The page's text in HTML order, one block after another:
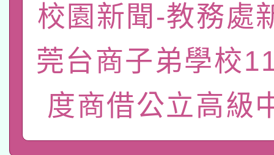
「數位內容與教學軟體
pilot」
有關大陸委員會函釋公
薪期間赴陸應申請許可
轉知經濟部水利署委託
業技術研究院辦理「
用水績優單位及節水達
115年8月22日(星期六
桃園市孔廟祈福系列
2026年桃園地景藝術
校園新聞-教務處
莞台商子弟學校
度商借公立高級